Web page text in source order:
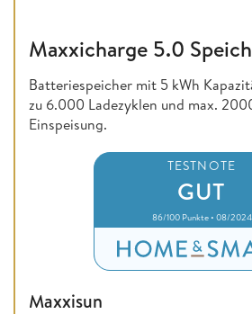
Maxxicharge 5.0
Batteriespeicher mit 5 kWh
zu 6.000 Ladezyklen und max.
Einspeisung.
TESTNOTE
GUT
86/100 Punkte • 08/2024
Maxxisun